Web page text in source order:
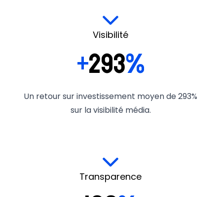
Visibilité
+293%
Un retour sur investissement moyen de 293%
sur la visibilité média.
Transparence